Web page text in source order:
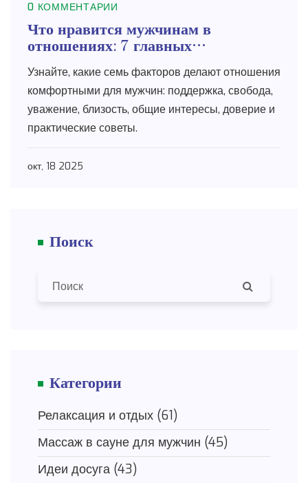
0 КОММЕНТАРИИ
Что нравится мужчинам в
отношениях: 7 главных
Узнайте, какие семь факторов делают отношения
комфортными для мужчин: поддержка, свобода,
уважение, близость, общие интересы, доверие и
практические советы.
окт, 18 2025
Поиск
Категории
Релаксация и отдых (61)
Массаж в сауне для мужчин (45)
Идеи досуга (43)